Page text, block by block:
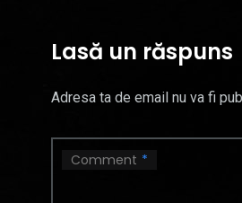
Lasă un răspuns
Adresa ta de email nu va fi
Comment *